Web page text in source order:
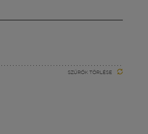
SZŰRŐK TÖRLÉSE